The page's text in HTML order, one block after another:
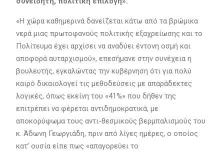
«Η χώρα καθημερινά δανείζεται κάτω από τα βρώμικα
νερά μιας πρωτοφανούς πολιτικής εξαχρείωσης και το
Πολίτευμα έχει αρχίσει να αναδύει έντονη οσμή και
αποφορά αυταρχισμού», επεσήμανε στην συνέχεια η
βουλευτής, εγκαλώντας την κυβέρνηση ότι για πολύ
καιρό δικαιολογεί τις μεθοδεύσεις με απαράδεκτες
λογικές, όπως εκείνη του «41%» που δήθεν της
επιτρέπει να φέρεται αντιδημοκρατικά, με
αποκορύφωμα τους αντι-θεσμικούς βερμπαλισμούς του
κ. Άδωνη Γεωργιάδη, πριν από λίγες ημέρες, ο οποίος
κατ’ ουσία είπε πως «απαγορεύει το